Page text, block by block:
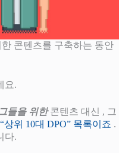
콘텐츠를 구축하는 동안
요.
들을 위한콘텐츠 대신 , 그
“상위 10대 DPO” 목록이죠 .
다.